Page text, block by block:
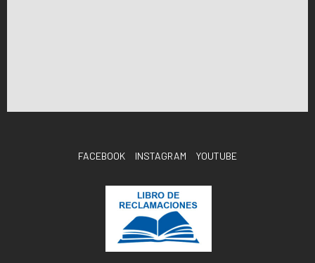
FACEBOOK INSTAGRAM YOUTUBE